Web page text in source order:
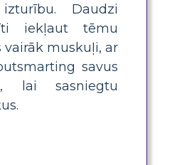
Daudzi
iekļaut tēmu
vairāk muskuļi, ar
savus
lai sasniegtu